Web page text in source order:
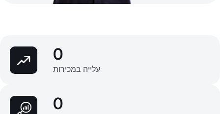
0
עלייה במכירות
0